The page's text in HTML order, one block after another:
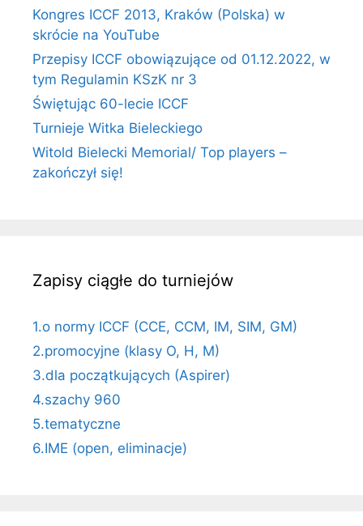
Kongres ICCF 2013, Kraków (Polska) w
skrócie na YouTube
Przepisy ICCF obowiązujące od 01.12.2022, w
tym Regulamin KSzK nr 3
Świętując 60-lecie ICCF
Turnieje Witka Bieleckiego
Witold Bielecki Memorial/ Top players –
zakończył się!
Zapisy ciągłe do turniejów
1.o normy ICCF (CCE, CCM, IM, SIM, GM)
2.promocyjne (klasy O, H, M)
3.dla początkujących (Aspirer)
4.szachy 960
5.tematyczne
6.IME (open, eliminacje)